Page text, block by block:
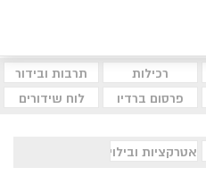
רכילות
תרבות ובידור
פרסום ברדיו לוח שידורים
אטרקציות ובילוי